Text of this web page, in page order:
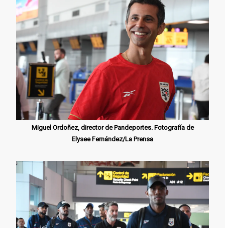
Miguel Ordoñez, director de Pandeportes. Fotografía de
Elysee Fernández/La Prensa